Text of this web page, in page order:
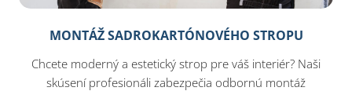
MONTÁŽ SADROKARTÓNOVÉHO STROPU
Chcete moderný a estetický strop pre váš interiér? Naši
skúsení profesionáli zabezpečia odbornú montáž